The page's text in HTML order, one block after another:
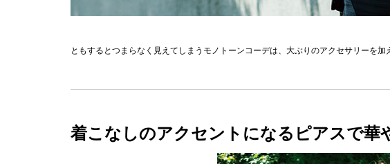
ともするとつまらなく見えてしまうモノトーンコーデは、大ぶりのアクセサリーを
着こなしのアクセントになるピアスで華